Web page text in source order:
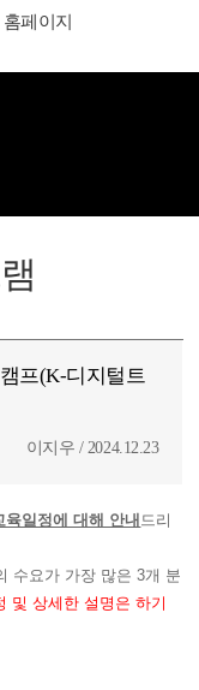
프(K-디지털트
이지우 / 2024.12.23
일정에 대해 안내 드리
수요가 가장 많은 3개 분
및 상세한 설명은 하기